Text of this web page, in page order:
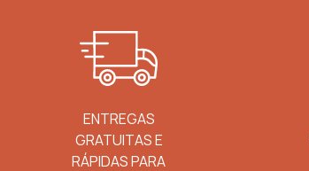
ENTREGAS
GRATUITAS E
RÁPIDAS PARA